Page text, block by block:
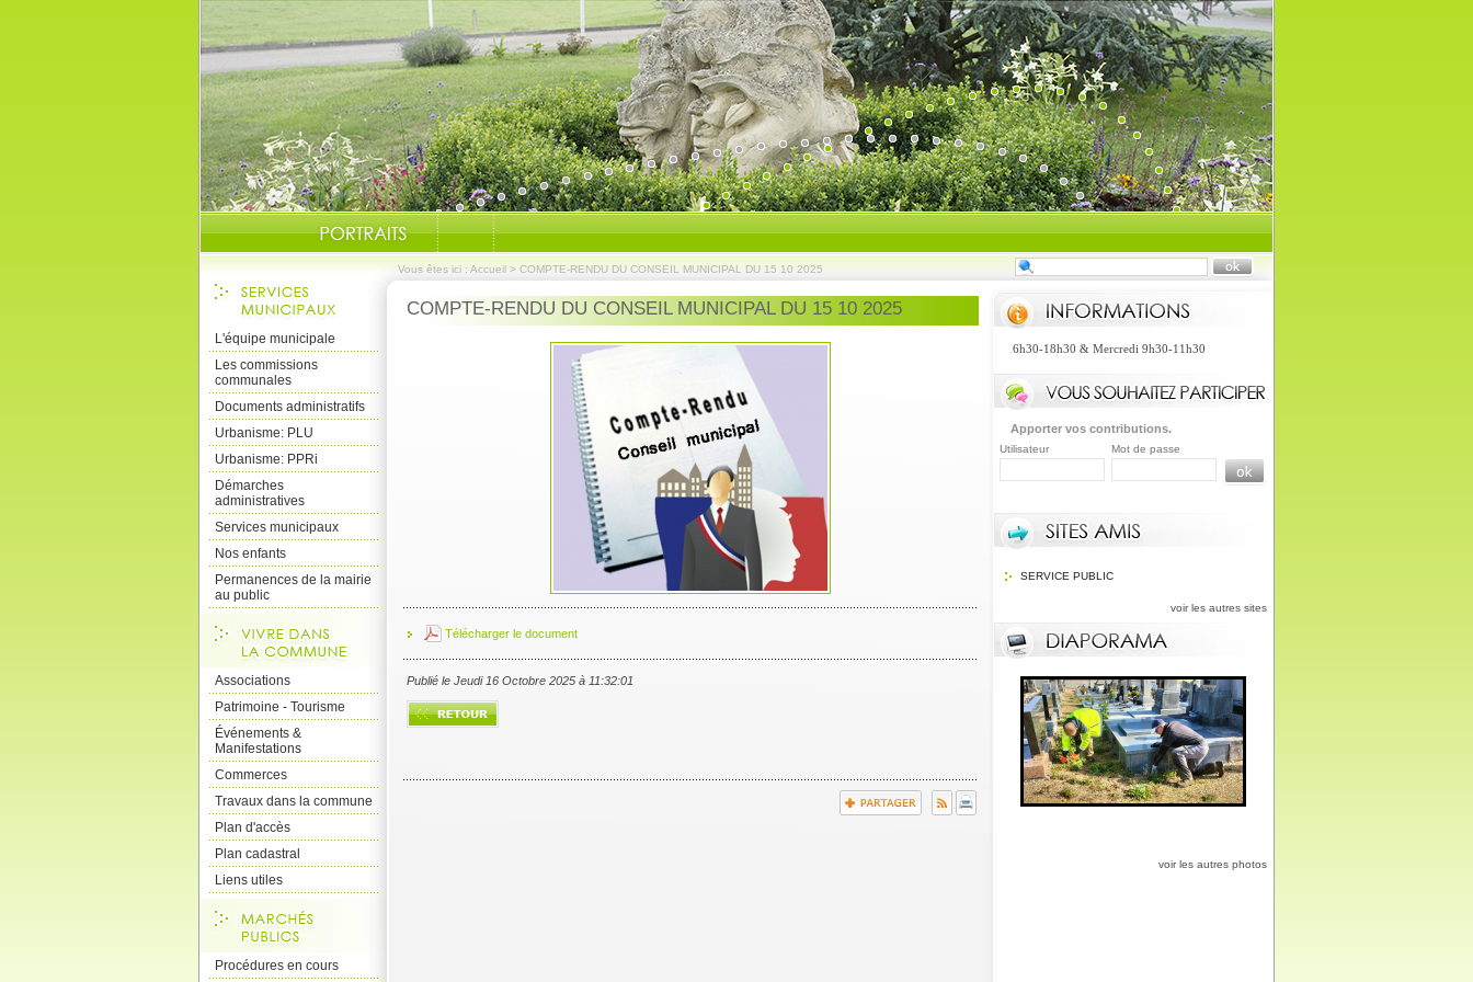
Vous êtes ici : Accueil > COMPTE-RENDU DU CONSEIL MUNICIPAL DU 15 10 2025
L'équipe municipale
Les commissions
communales
Documents administratifs
Urbanisme: PLU
Urbanisme: PPRi
Démarches
administratives
Services municipaux
Nos enfants
Permanences de la mairie
au public
Associations
Patrimoine - Tourisme
Événements &
Manifestations
Commerces
Travaux dans la commune
Plan d'accès
Plan cadastral
Liens utiles
Procédures en cours
COMPTE-RENDU DU CONSEIL MUNICIPAL DU 15 10 2025
Télécharger le document
Publié le Jeudi 16 Octobre 2025 à 11:32:01
Mairie ouverte: Lundi 16h30-18h30 & Mercredi 9h30-11h30
Apporter vos contributions.
Utilisateur Mot de passe
SERVICE PUBLIC
voir les autres sites
voir les autres photos